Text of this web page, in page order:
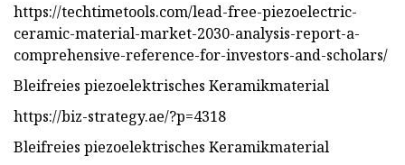
https://techtimetools.com/lead-free-piezoelectric-
ceramic-material-market-2030-analysis-report-a-
comprehensive-reference-for-investors-and-scholars/
Bleifreies piezoelektrisches Keramikmaterial
https://biz-strategy.ae/?p=4318
Bleifreies piezoelektrisches Keramikmaterial